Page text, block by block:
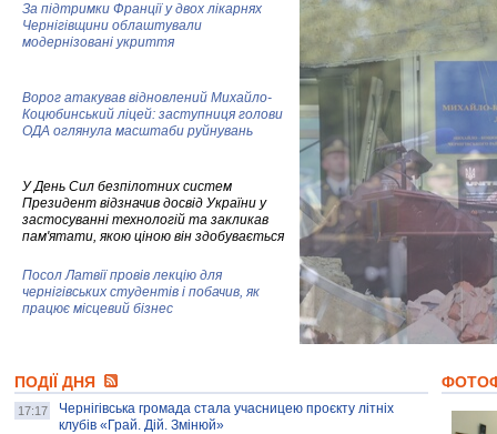
За підтримки Франції у двох лікарнях
Чернігівщини облаштували
модернізовані укриття
Ворог атакував відновлений Михайло-
Коцюбинський ліцей: заступниця голови
ОДА оглянула масштаби руйнувань
У День Сил безпілотних систем
Президент відзначив досвід України у
застосуванні технологій та закликав
пам'ятати, якою ціною він здобувається
Посол Латвії провів лекцію для
чернігівських студентів і побачив, як
працює місцевий бізнес
колекцію про війну, емоції та тварин
ПОДІЇ ДНЯ
17:17
Чернігівська громада стала учасницею проєкту літніх
клубів «Грай. Дій. Змінюй»